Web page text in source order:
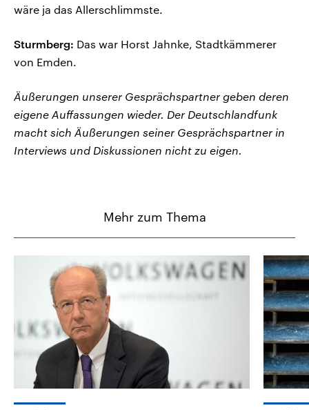
wäre ja das Allerschlimmste.
Sturmberg: Das war Horst Jahnke, Stadtkämmerer
von Emden.
Äußerungen unserer Gesprächspartner geben deren
eigene Auffassungen wieder. Der Deutschlandfunk
macht sich Äußerungen seiner Gesprächspartner in
Interviews und Diskussionen nicht zu eigen.
Mehr zum Thema